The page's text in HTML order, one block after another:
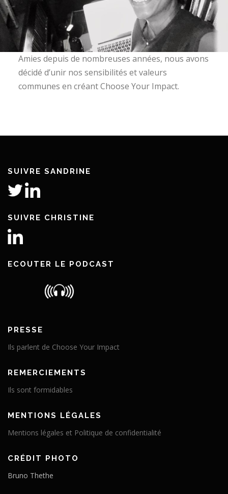
Amies depuis de nombreuses années, nous avons
décidé d’unir nos sensibilités et valeurs
communes en créant Choose Your Impact.
SUIVRE SANDRINE
SUIVRE CHRISTINE
ECOUTER LE PODCAST
PRESSE
Ils parlent de Choose Your Impact
REMERCIEMENTS
Ils sont formidables
MENTIONS LÉGALES
Mentions légales et Politique de confidentialité
CRÉDIT PHOTO
Bruno Thethe